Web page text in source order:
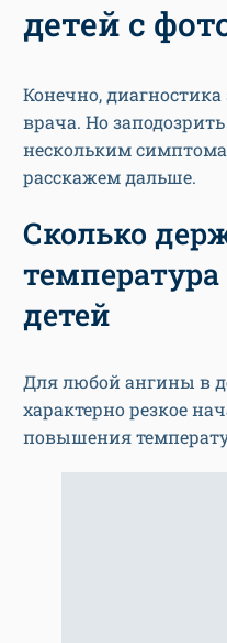
детей с
Конечно,
врача. Но
нескольким
расскажем дальше.
Сколько
детей
Для любой ангины в
характерно резкое
повышения